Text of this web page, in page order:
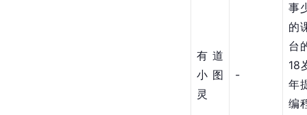
有道
小图
灵
-
事
的
台
18
年
编